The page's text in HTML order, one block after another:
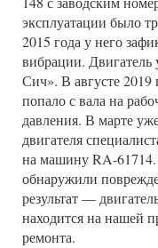
эксплуатации было
2015 года у него
вибрации. Двигатель
Сич». В августе 2019
попало с вала на
давления. В марте
двигателя
на машину RA-
обнаружили
результат —
находится на нашей
ремонта.